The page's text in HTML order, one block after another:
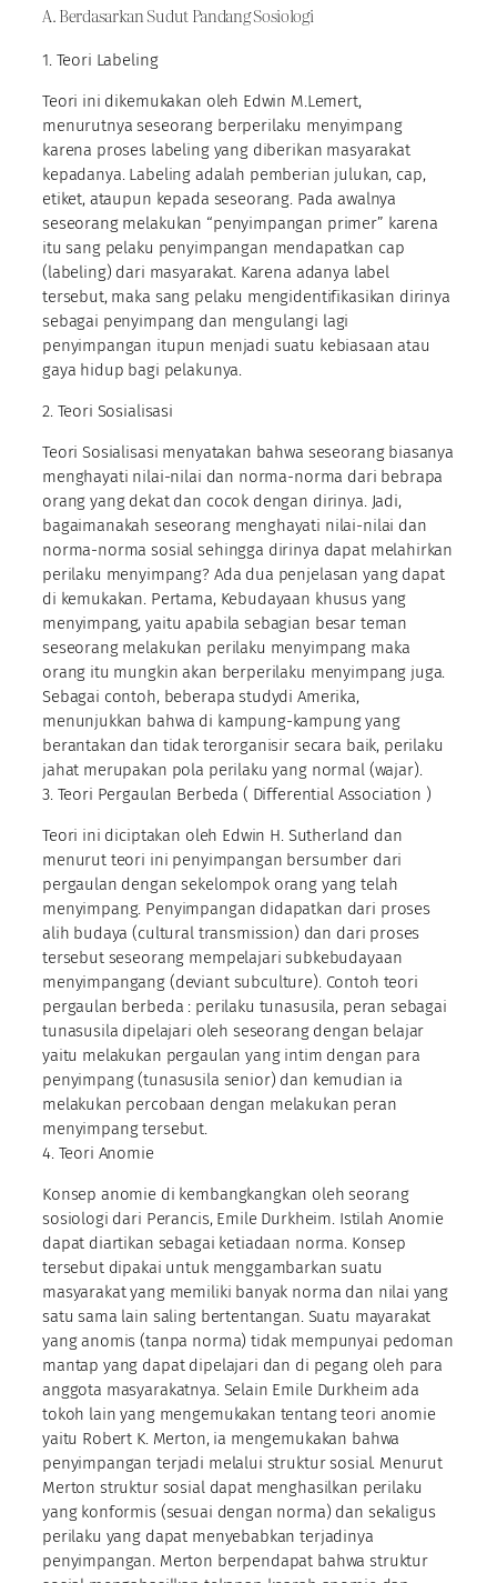
A. Berdasarkan Sudut Pandang Sosiologi
1. Teori Labeling
Teori ini dikemukakan oleh Edwin M.Lemert,
menurutnya seseorang berperilaku menyimpang
karena proses labeling yang diberikan masyarakat
kepadanya. Labeling adalah pemberian julukan, cap,
etiket, ataupun kepada seseorang. Pada awalnya
seseorang melakukan “penyimpangan primer” karena
itu sang pelaku penyimpangan mendapatkan cap
(labeling) dari masyarakat. Karena adanya label
tersebut, maka sang pelaku mengidentifikasikan dirinya
sebagai penyimpang dan mengulangi lagi
penyimpangan itupun menjadi suatu kebiasaan atau
gaya hidup bagi pelakunya.
2. Teori Sosialisasi
Teori Sosialisasi menyatakan bahwa seseorang biasanya
menghayati nilai-nilai dan norma-norma dari bebrapa
orang yang dekat dan cocok dengan dirinya. Jadi,
bagaimanakah seseorang menghayati nilai-nilai dan
norma-norma sosial sehingga dirinya dapat melahirkan
perilaku menyimpang? Ada dua penjelasan yang dapat
di kemukakan. Pertama, Kebudayaan khusus yang
menyimpang, yaitu apabila sebagian besar teman
seseorang melakukan perilaku menyimpang maka
orang itu mungkin akan berperilaku menyimpang juga.
Sebagai contoh, beberapa studydi Amerika,
menunjukkan bahwa di kampung-kampung yang
berantakan dan tidak terorganisir secara baik, perilaku
jahat merupakan pola perilaku yang normal (wajar).
3. Teori Pergaulan Berbeda ( Differential Association )
Teori ini diciptakan oleh Edwin H. Sutherland dan
menurut teori ini penyimpangan bersumber dari
pergaulan dengan sekelompok orang yang telah
menyimpang. Penyimpangan didapatkan dari proses
alih budaya (cultural transmission) dan dari proses
tersebut seseorang mempelajari subkebudayaan
menyimpangang (deviant subculture). Contoh teori
pergaulan berbeda : perilaku tunasusila, peran sebagai
tunasusila dipelajari oleh seseorang dengan belajar
yaitu melakukan pergaulan yang intim dengan para
penyimpang (tunasusila senior) dan kemudian ia
melakukan percobaan dengan melakukan peran
menyimpang tersebut.
4. Teori Anomie
Konsep anomie di kembangkangkan oleh seorang
sosiologi dari Perancis, Emile Durkheim. Istilah Anomie
dapat diartikan sebagai ketiadaan norma. Konsep
tersebut dipakai untuk menggambarkan suatu
masyarakat yang memiliki banyak norma dan nilai yang
satu sama lain saling bertentangan. Suatu mayarakat
yang anomis (tanpa norma) tidak mempunyai pedoman
mantap yang dapat dipelajari dan di pegang oleh para
anggota masyarakatnya. Selain Emile Durkheim ada
tokoh lain yang mengemukakan tentang teori anomie
yaitu Robert K. Merton, ia mengemukakan bahwa
penyimpangan terjadi melalui struktur sosial. Menurut
Merton struktur sosial dapat menghasilkan perilaku
yang konformis (sesuai dengan norma) dan sekaligus
perilaku yang dapat menyebabkan terjadinya
penyimpangan. Merton berpendapat bahwa struktur